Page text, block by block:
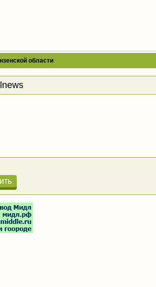
области